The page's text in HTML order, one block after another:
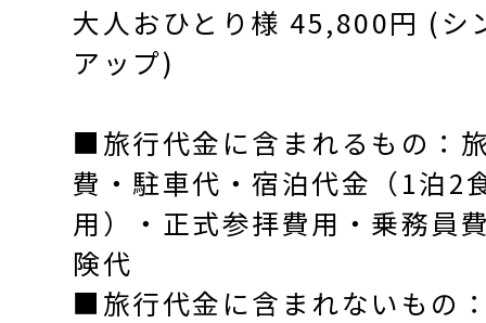
大人おひとり様 45,800円 (シ
アップ)
■旅行代金に含まれるもの：
費・駐車代・宿泊代金（1泊2
用）・正式参拝費用・乗務員
険代
■旅行代金に含まれないもの